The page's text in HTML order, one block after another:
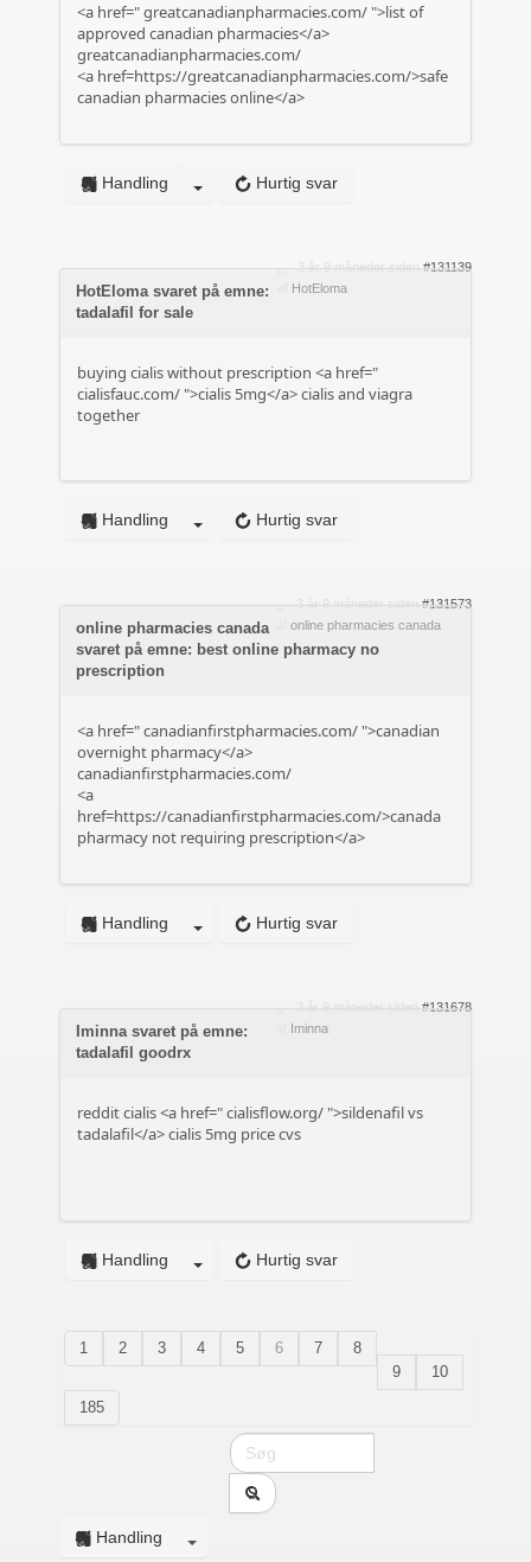
<a href="greatcanadianpharmacies.com/ ">list of
approved canadian pharmacies</a>
greatcanadianpharmacies.com/
<a href=https://greatcanadianpharmacies.com/>safe
canadian pharmacies online</a>
Hurtig svar
Handling
3 år 9 måneder siden #131139
HotEloma
HotEloma svaret på emne:
tadalafil for sale
buying cialis without prescription <a href="
cialisfauc.com/ ">cialis 5mg</a> cialis and viagra
together
Hurtig svar
Handling
3 år 9 måneder siden #131573
online pharmacies canada
online pharmacies canada
svaret på emne: best online pharmacy no
prescription
<a href="canadianfirstpharmacies.com/ ">canadian
overnight pharmacy</a>
canadianfirstpharmacies.com/
<a
href=https://canadianfirstpharmacies.com/>canada
pharmacy not requiring prescription</a>
Hurtig svar
Handling
3 år 9 måneder siden
#131678
Iminna
Iminna svaret på emne:
tadalafil goodrx
reddit cialis <a href="cialisflow.org/ ">sildenafil vs
tadalafil</a> cialis 5mg price cvs
Hurtig svar
Handling
1 2 3 4 5 6 7
8
9
10
185
Handling